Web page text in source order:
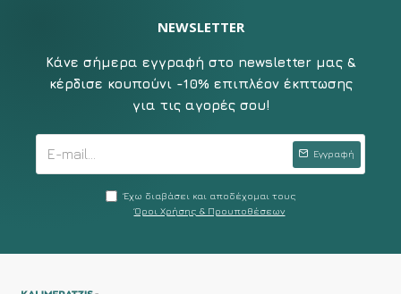
NEWSLETTER
Κάνε σήμερα εγγραφή στο newsletter μας &
κέρδισε κουπούνι -10% επιπλέον έκπτωσης
για τις αγορές σου!
Εγγραφή
Έχω διαβάσει και αποδέχομαι τους
Όροι Χρήσης & Προυποθέσεων